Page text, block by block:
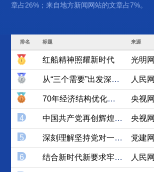
章占26%；来自地方新闻网站的文章占7%。
排名 标题 来源
红船精神照耀新时代 光明网
从“三个需要”出发深入开展... 人民网
70年经济结构优化升级，为... 央视网
4 中国共产党再创辉煌的动力、... 央视网
5 深刻理解坚持党对一切工作的... 党建网
6 结合新时代新要求牢牢把握党... 人民网